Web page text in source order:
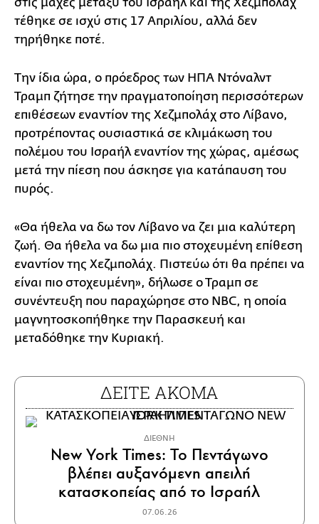
τέθηκε σε ισχύ στις 17 Απριλίου, αλλά δεν
τηρήθηκε ποτέ.
Την ίδια ώρα, ο πρόεδρος των ΗΠΑ Ντόναλντ
Τραμπ ζήτησε την πραγματοποίηση περισσότερων
επιθέσεων εναντίον της Χεζμπολάχ στο Λίβανο,
προτρέποντας ουσιαστικά σε κλιμάκωση του
πολέμου του Ισραήλ εναντίον της χώρας, αμέσως
μετά την πίεση που άσκησε για κατάπαυση του
πυρός.
«Θα ήθελα να δω τον Λίβανο να ζει μια καλύτερη
ζωή. Θα ήθελα να δω μια πιο στοχευμένη επίθεση
εναντίον της Χεζμπολάχ. Πιστεύω ότι θα πρέπει να
είναι πιο στοχευμένη», δήλωσε ο Τραμπ σε
συνέντευξη που παραχώρησε στο NBC, η οποία
μαγνητοσκοπήθηκε την Παρασκευή και
μεταδόθηκε την Κυριακή.
ΔΕΙΤΕ ΑΚΟΜΑ
ΔΙΕΘΝΗ
New York Times: Το Πεντάγωνο
βλέπει αυξανόμενη απειλή
κατασκοπείας από το Ισραήλ
07.06.26